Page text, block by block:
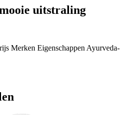
uitstraling
Merken Eigenschappen Ayurveda-